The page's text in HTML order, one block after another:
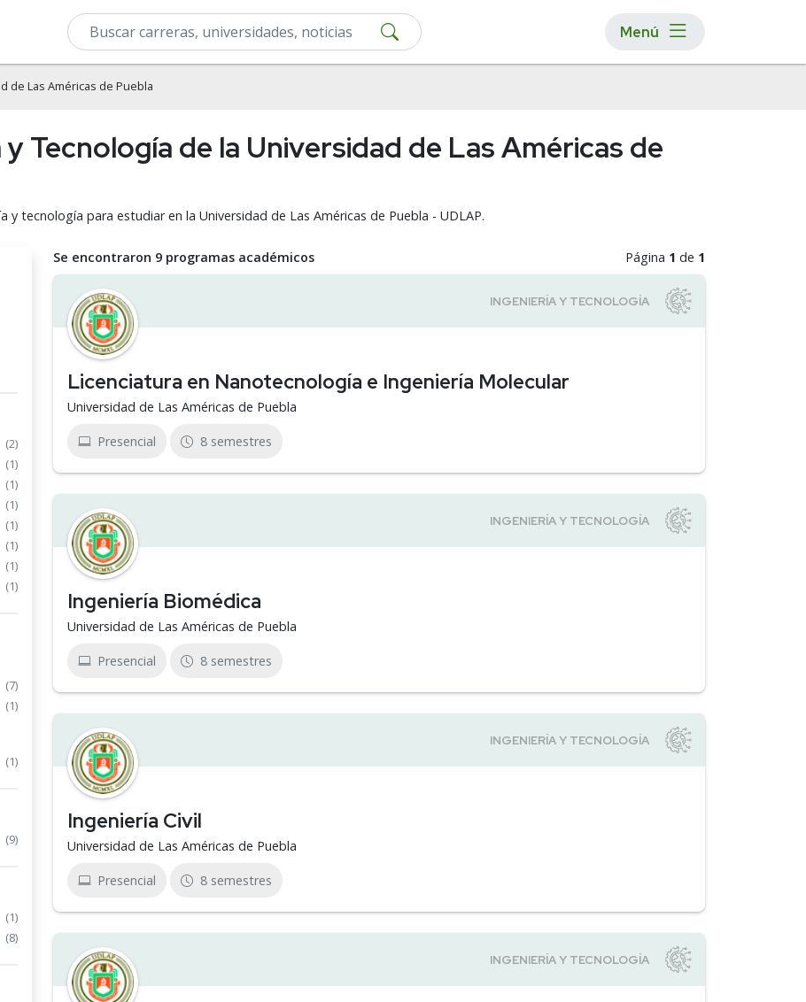
Menú
de Las Américas de Puebla
Tecnología de la Universidad de Las Américas de
y tecnología para estudiar en la Universidad de Las Américas de Puebla - UDLAP.
(2)
(1)
(1)
(1)
(1)
(1)
(1)
(1)
(7)
(1)
(1)
(9)
(1)
(8)
Se encontraron 9 programas académicos Página 1 de 1
Licenciatura en Nanotecnología e Ingeniería Molecular
Universidad de Las Américas de Puebla
Presencial 8 semestres
Ingeniería Biomédica
Universidad de Las Américas de Puebla
Presencial 8 semestres
Ingeniería Civil
Universidad de Las Américas de Puebla
Presencial 8 semestres